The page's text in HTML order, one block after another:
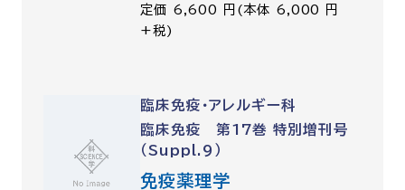
定価 6,600 円(本体 6,000 円
+税)
臨床免疫・アレルギー科
臨床免疫 第17巻 特別増刊号
（Suppl.9）
免疫薬理学